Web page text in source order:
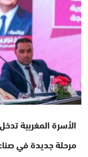
الأسرة المغربية
مرحلة جديدة في